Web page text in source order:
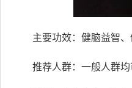
主要功效：健脑益智
推荐人群：一般人群